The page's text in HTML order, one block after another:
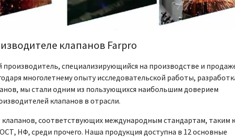
клапанов Farpro
специализирующийся на производстве и
многолетнему опыту исследовательской работы,
мы стали одним из пользующихся наибольшим доверием
клапанов в отрасли.
соответствующих международным стандартам, таким
НФ, среди прочего. Наша продукция доступна в 12 основные